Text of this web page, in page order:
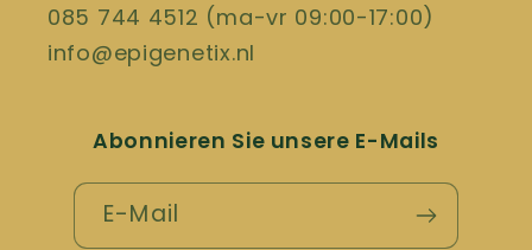
085 744 4512 (ma-vr 09:00-17:00)
info@epigenetix.nl
Abonnieren Sie unsere E-Mails
E-Mail